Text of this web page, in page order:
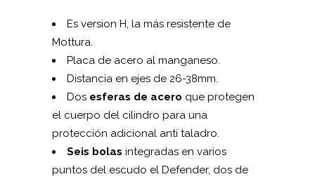
Es version H, la más resistente de
Mottura.
Placa de acero al manganeso.
Distancia en ejes de 26-38mm.
Dos esferas de acero que protegen
el cuerpo del cilindro para una
protección adicional anti taladro.
Seis bolas integradas en varios
puntos del escudo el Defender, dos de